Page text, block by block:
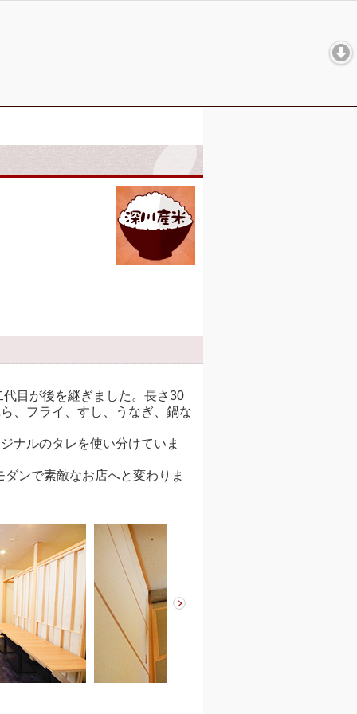
目が後を継ぎました。長さ30
、フライ、すし、うなぎ、鍋な
ナルのタレを使い分けていま
ンで素敵なお店へと変わりま